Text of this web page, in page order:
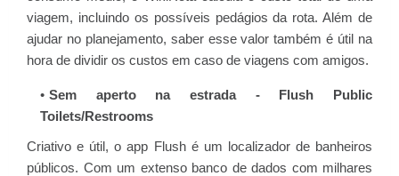
viagem, incluindo os possíveis pedágios da rota. Além de
ajudar no planejamento, saber esse valor também é útil na
hora de dividir os custos em caso de viagens com amigos.
Sem aperto na estrada - Flush Public
Toilets/Restrooms
Criativo e útil, o app Flush é um localizador de banheiros
públicos. Com um extenso banco de dados com milhares